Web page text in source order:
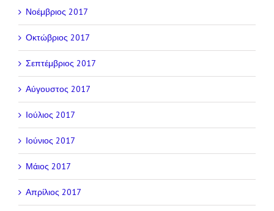
Νοέμβριος 2017
Οκτώβριος 2017
Σεπτέμβριος 2017
Αύγουστος 2017
Ιούλιος 2017
Ιούνιος 2017
Μάιος 2017
Απρίλιος 2017